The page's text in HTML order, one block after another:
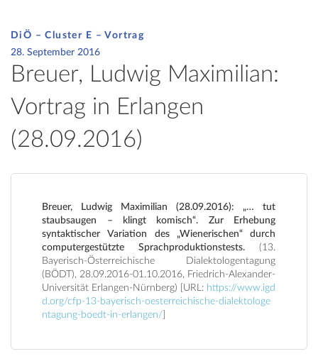
DiÖ – Cluster E – Vortrag
28. September 2016
Breuer, Ludwig Maximilian:
Vortrag in Erlangen
(28.09.2016)
Breuer, Ludwig Maximilian (28.09.2016): „… tut
staubsaugen – klingt komisch“. Zur Erhebung
syntaktischer Variation des „Wienerischen“ durch
computergestützte Sprachproduktionstests. (13.
Bayerisch-Österreichische Dialektologentagung
(BÖDT), 28.09.2016-01.10.2016, Friedrich-Alexander-
Universität Erlangen-Nürnberg) [URL: https://www.igd
d.org/cfp-13-bayerisch-oesterreichische-dialektologe
ntagung-boedt-in-erlangen/